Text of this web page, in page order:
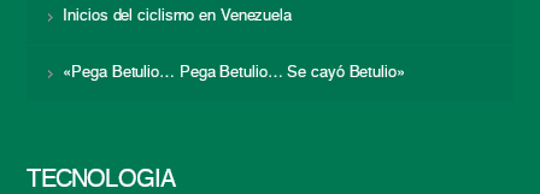
Inicios del ciclismo en Venezuela
«Pega Betulio… Pega Betulio… Se cayó Betulio»
TECNOLOGÍA